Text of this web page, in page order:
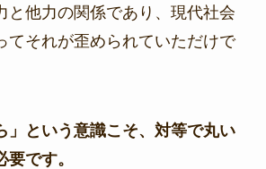
と他力の関係であり、現代社会
てそれが歪められていただけで
」という意識こそ、対等で丸い
です。